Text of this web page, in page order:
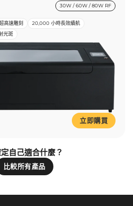
30W / 60W / 80W RF
高速雕刻
20,000 小時長效續航
光斑
立即購買
自己適合什麼？
比較所有產品